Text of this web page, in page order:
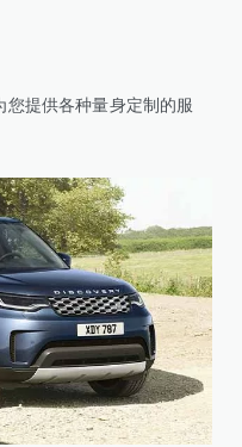
提供各种量身定制的服